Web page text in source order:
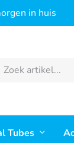
in huis
Tubes